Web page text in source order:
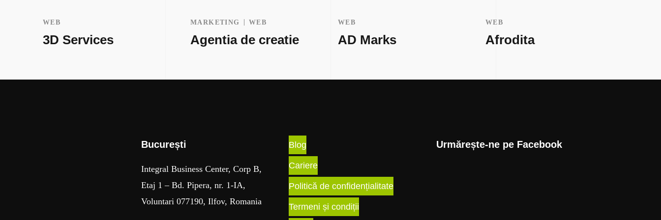
WEB
3D Services
MARKETING WEB
Agentia de creatie
WEB
AD Marks
WEB
Afrodita
București​
Integral Business Center, Corp B,
Etaj 1 – Bd. Pipera, nr. 1-IA,
Voluntari 077190, Ilfov, Romania
Blog
Cariere
Politică de confidențialitate
Termeni și condiții
Urmărește-ne pe Facebook